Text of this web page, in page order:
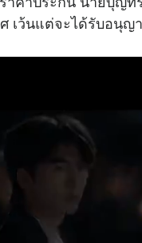
เว้นแต่จะได้รับอนุญ